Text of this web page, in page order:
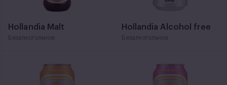
Hollandia Malt
Безалкогольное
Hollandia Alcohol free
Безалкогольное